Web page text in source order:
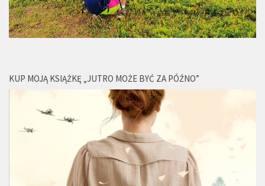
KUP MOJĄ KSIĄŻKĘ „JUTRO MOŻE BYĆ ZA PÓŹNO”